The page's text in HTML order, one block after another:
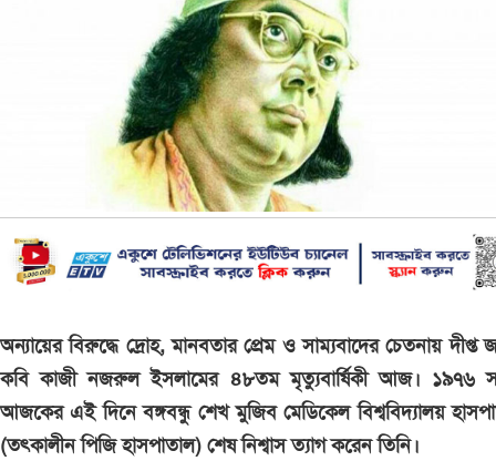
অন্যায়ের বিরুদ্ধে দ্রোহ, মানবতার প্রেম ও সাম্যবাদের চেতনায় দীপ্ত
কবি কাজী নজরুল ইসলামের ৪৮তম মৃত্যুবার্ষিকী আজ। ১৯৭৬
আজকের এই দিনে বঙ্গবন্ধু শেখ মুজিব মেডিকেল বিশ্ববিদ্যালয়
(তৎকালীন পিজি হাসপাতাল) শেষ নিশ্বাস ত্যাগ করেন তিনি।